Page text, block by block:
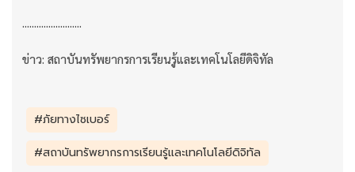
ข่าว: สถาบันทรัพยากรการเรียนรู้และเทคโนโลยีดิจิทัล
#ภัยทางไซเบอร์
#สถาบันทรัพยากรการเรียนรู้และเทคโนโลยีดิจิทัล